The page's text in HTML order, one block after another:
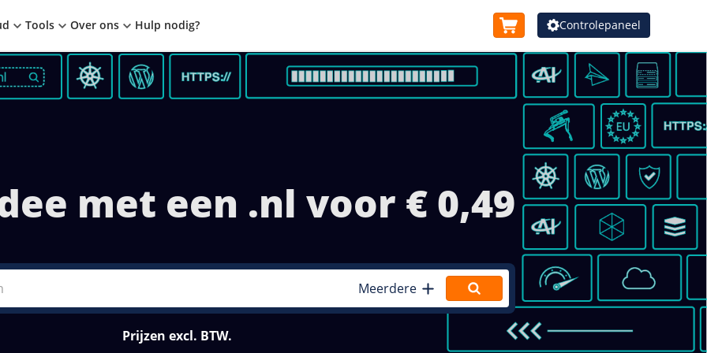
Tools Over ons Hulp nodig?
Controlepaneel
met een .nl voor € 0,49
Meerdere
tegelijk
Prijzen excl. BTW.